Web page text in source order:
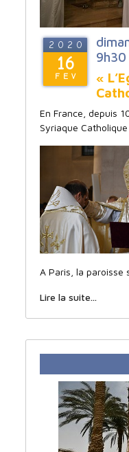
2020
16
FEV
9h30
«
En France, depuis
Syriaque
A Paris, la paroisse
Lire la suite...